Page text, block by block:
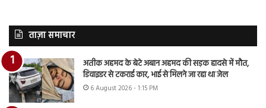
ताज़ा समाचार
अतीक अहमद के बेटे अबान अहमद की सड़क हादसे में मौत,
डिवाइडर से टकराई कार, भाई से मिलने जा रहा था जेल
6 August 2026 - 1:15 PM